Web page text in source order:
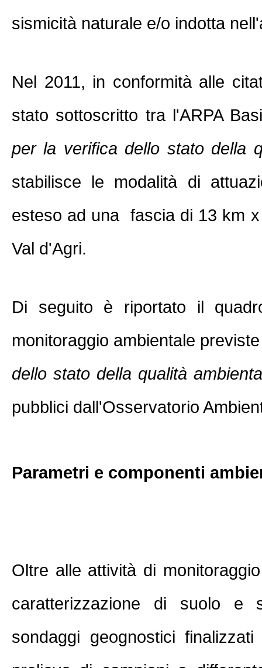
sismicità naturale e/o indotta
Nel 2011, in conformità alle
stato sottoscritto tra l'ARPA
per la verifica dello stato della
stabilisce le modalità di
esteso ad una fascia di 13 km
Val d'Agri.
Di seguito è riportato il
monitoraggio ambientale
dello stato della qualità
pubblici dall'Osservatorio
Parametri e componenti
Oltre alle attività di
caratterizzazione di suolo e
sondaggi geognostici